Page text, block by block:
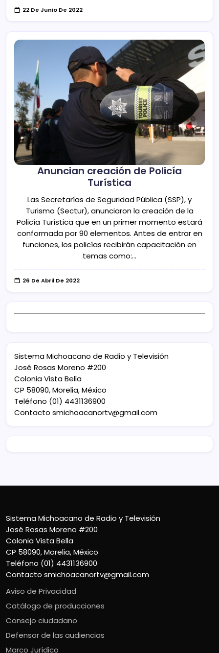
22 De Junio De 2022
Anuncian creación de Policía
Turística
Las Secretarías de Seguridad Pública (SSP), y
Turismo (Sectur), anunciaron la creación de la
Policía Turística que en un primer momento estará
conformada por 90 elementos. Antes de entrar en
funciones, los policías recibirán capacitación en
temas como:…
26 De Abril De 2022
Sistema Michoacano de Radio y Televisión
José Rosas Moreno #200
Colonia Vista Bella
CP 58090, Morelia, México
Teléfono (01) 4431136900
Contacto smichoacanortv@gmail.com
Sistema Michoacano de Radio y Televisión
José Rosas Moreno #200
Colonia Vista Bella
CP 58090, Morelia, México
Teléfono (01) 4431136900
Contacto smichoacanortv@gmail.com
Aviso de Privacidad
Catálogo de producciones
Consejo ciudadano
Defensor de las audiencias
Marco Jurídico